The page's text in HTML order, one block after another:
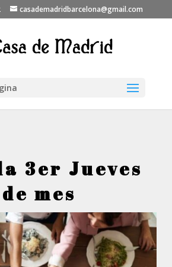
casademadridbarcelona@gmail.com
3er Jueves
de mes